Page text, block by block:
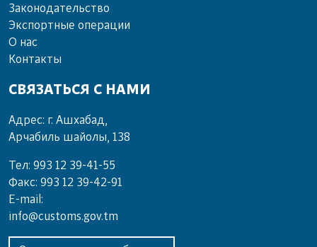
Законодательство
Экспортные операции
О нас
Контакты
СВЯЗАТЬСЯ С НАМИ
Адрес: г. Ашхабад,
Арчабиль шайолы, 138
Тел: 993 12 39-41-55
Факс: 993 12 39-42-91
E-mail:
info@customs.gov.tm